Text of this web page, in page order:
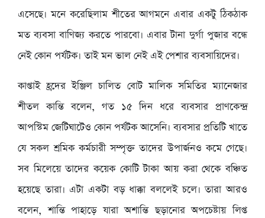
এসেছে। মনে করেছিলাম শীতের আগমনে এবার একটু ঠিকঠাক
মত ব্যবসা বাণিজ্য করতে পারবো। এবার টানা দুর্গা পুজার বন্ধে
নেই কোন পর্যটক। তাই মন ভাল নেই এই পেশার ব্যবসায়িদের।
কাপ্তাই হ্রদের ইঞ্জিল চালিত বোট মালিক সমিতির ম্যানেজার
শীতল কান্তি বলেন, গত ১৫ দিন ধরে ব্যবসার প্রাণকেন্দ্র
আপস্টিম জেটিঘাটেও কোন পর্যটক আসেনি। ব্যবসার প্রতিটি খাতে
যে সকল শ্রমিক কর্মচারী সম্পৃক্ত তাদের উপার্জনও কমে গেছে।
সব মিলেয়ে তাদের কয়েক কোটি টাকা আয় করা থেকে বঞ্চিত
হয়েছে তারা। এটা একটা বড় ধাক্কা বললেই চলে। তারা আরও
বলেন, শান্তি পাহাড়ে যারা অশান্তি ছড়ানোর অপচেষ্টায় লিপ্ত